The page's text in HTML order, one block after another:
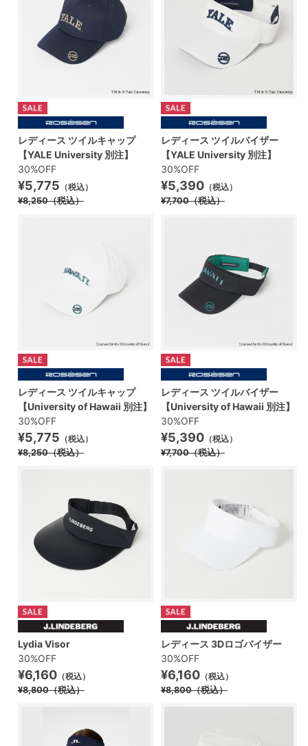
レディース ツイルキャップ
【YALE University 別注】
30%OFF
¥5,775 （税込）
¥8,250（税込）
レディース ツイルバイザー
【YALE University 別注】
30%OFF
¥5,390 （税込）
¥7,700（税込）
レディース ツイルキャップ
【University of Hawaii 別注】
30%OFF
¥5,775 （税込）
¥8,250（税込）
レディース ツイルバイザー
【University of Hawaii 別注】
30%OFF
¥5,390 （税込）
¥7,700（税込）
Lydia Visor
30%OFF
¥6,160 （税込）
¥8,800（税込）
レディース 3Dロゴバイザー
30%OFF
¥6,160 （税込）
¥8,800（税込）